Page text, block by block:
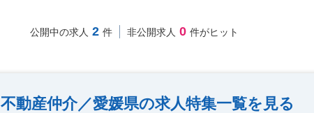
公開中の求人 2 件 非公開求人 0 件がヒット
不動産仲介／愛媛県の求人特集一覧を見る